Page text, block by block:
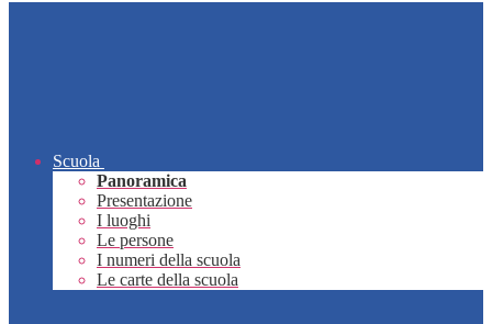
Scuola
Panoramica
Presentazione
I luoghi
Le persone
I numeri della scuola
Le carte della scuola